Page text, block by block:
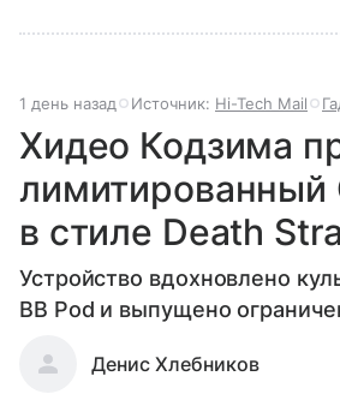
1 день назад Источник: Hi-Tech Mail
Хидео Кодзима
лимитированный
в стиле Death
Устройство вдохновлено
BB Pod и выпущено
Денис Хлебников